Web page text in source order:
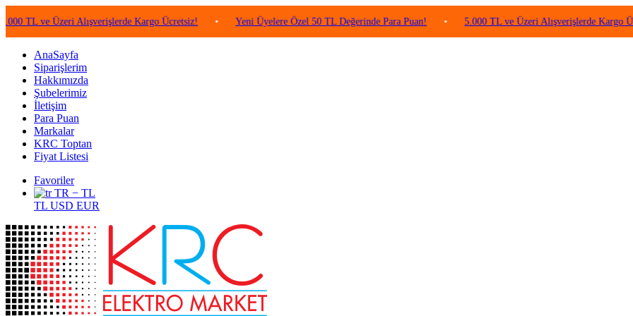
Üzeri Alışverişlerde Kargo Ücretsiz! • Yeni Üyelere Özel 50 TL Değerinde Para Puan! • 5.000 TL ve Üzeri Alışverişlerde Kargo Ücretsiz!
AnaSayfa
Siparişlerim
Hakkımızda
Şubelerimiz
İletişim
Para Puan
Markalar
KRC Toptan
Fiyat Listesi
Favoriler
TR − TL
TL USD EUR